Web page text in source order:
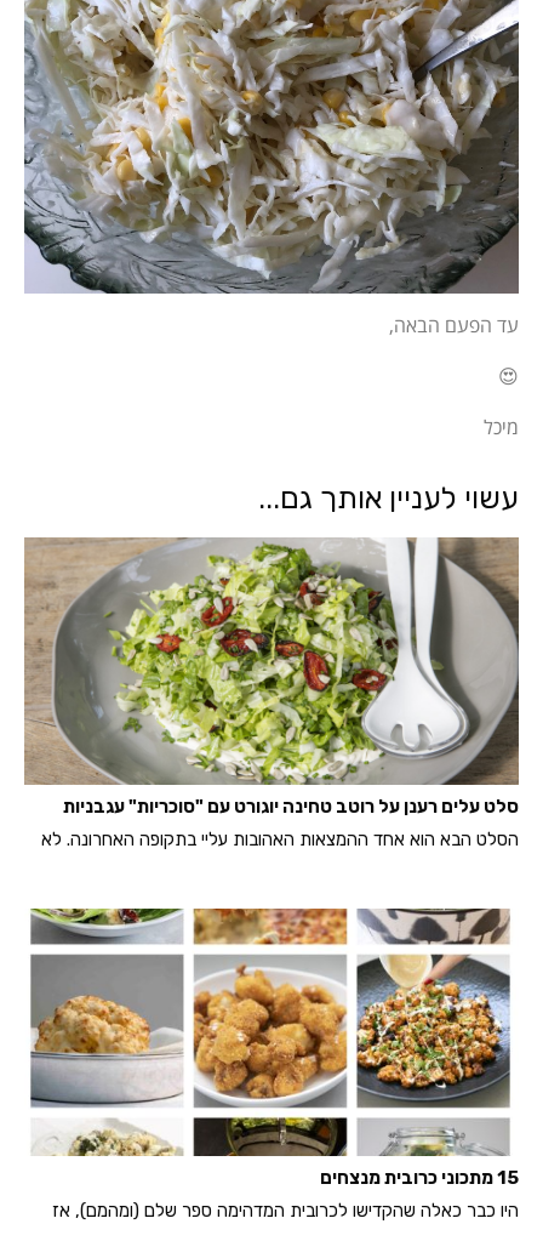
עד הפעם הבאה,
😍
מיכל
עשוי לעניין אותך גם...
סלט עלים רענן על רוטב טחינה יוגורט עם "סוכריות" עגבניות
הסלט הבא הוא אחד ההמצאות האהובות עליי בתקופה האחרונה. לא
15 מתכוני כרובית מנצחים
היו כבר כאלה שהקדישו לכרובית המדהימה ספר שלם (ומהמם), אז